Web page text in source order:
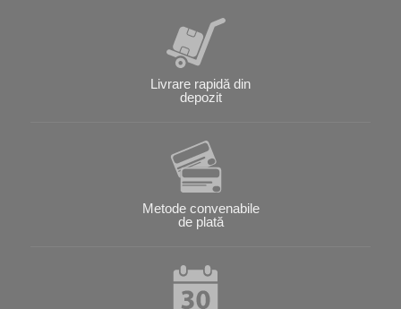
Livrare rapidă din
depozit
Metode convenabile
de plată